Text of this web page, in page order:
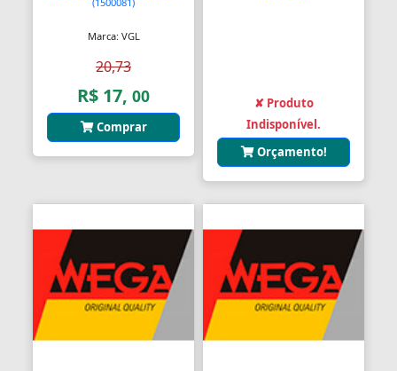
Virabrequim
Válvula Termostática
Válvula de Retenção e de Alívio
Válvulas Solenoide
Válvulas de Motor
Válvulas e Comando de Válvulas
Marca: VGL
20,73
R$ 17, 00
Comprar
✘ Produto
Indisponível.
Orçamento!